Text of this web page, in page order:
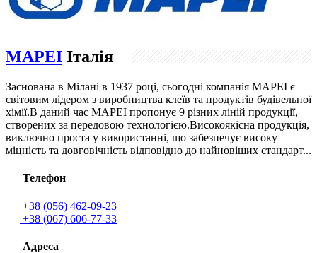
MAPEI Італія
Заснована в Мілані в 1937 році, сьогодні компанія МAPEI є
світовим лідером з виробництва клеїв та продуктів будівельної
хімії.В даний час MAPEI пропонує 9 різних ліній продукції,
створених за передовою технологією.Високоякісна продукція,
виключно проста у використанні, що забезпечує високу
міцність та довговічність відповідно до найновіших стандарт...
Телефон
+38 (056) 462-09-23
+38 (067) 606-77-33
Адреса